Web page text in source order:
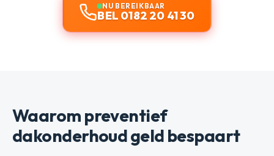
NU BEREIKBAAR
BEL 0182 20 41 30
Waarom preventief
dakonderhoud geld bespaart